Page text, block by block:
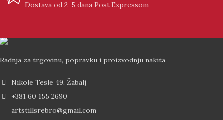
Dostava od 2-5 dana Post Expressom
Radnja za trgovinu, popravku i proizvodnju nakita
Nikole Tesle 49, Žabalj
+381 60 155 2690
artstillsrebro@gmail.com